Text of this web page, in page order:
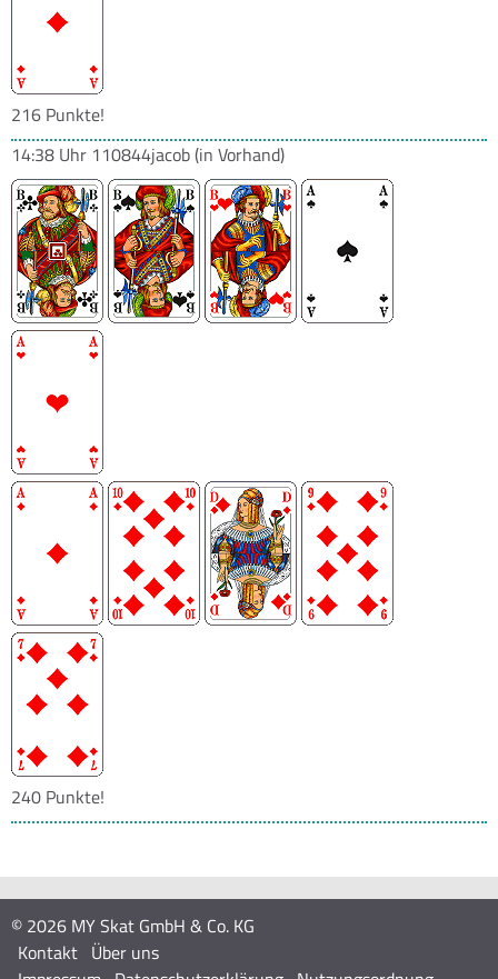
216 Punkte!
14:38 Uhr 110844jacob(in Vorhand)
240 Punkte!
© 2026 MY Skat GmbH & Co. KG
Kontakt Über uns